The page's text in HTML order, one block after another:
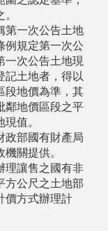
第一次公告土地
例規定第一次公
一次公告土地現
記土地者，得以
段地價為準，其
鄰地價區段之平
值。
政部國有財產局
關提供。
理讓售之國有非
方公尺之土地部
價方式辦理計